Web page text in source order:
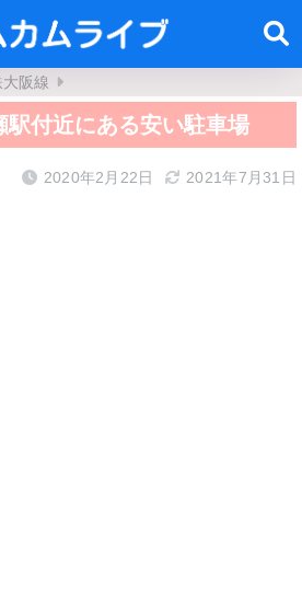
阪線
駅付近にある安い駐車場
2020年2月22日 2021年7月31日